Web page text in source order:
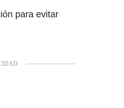
para evitar